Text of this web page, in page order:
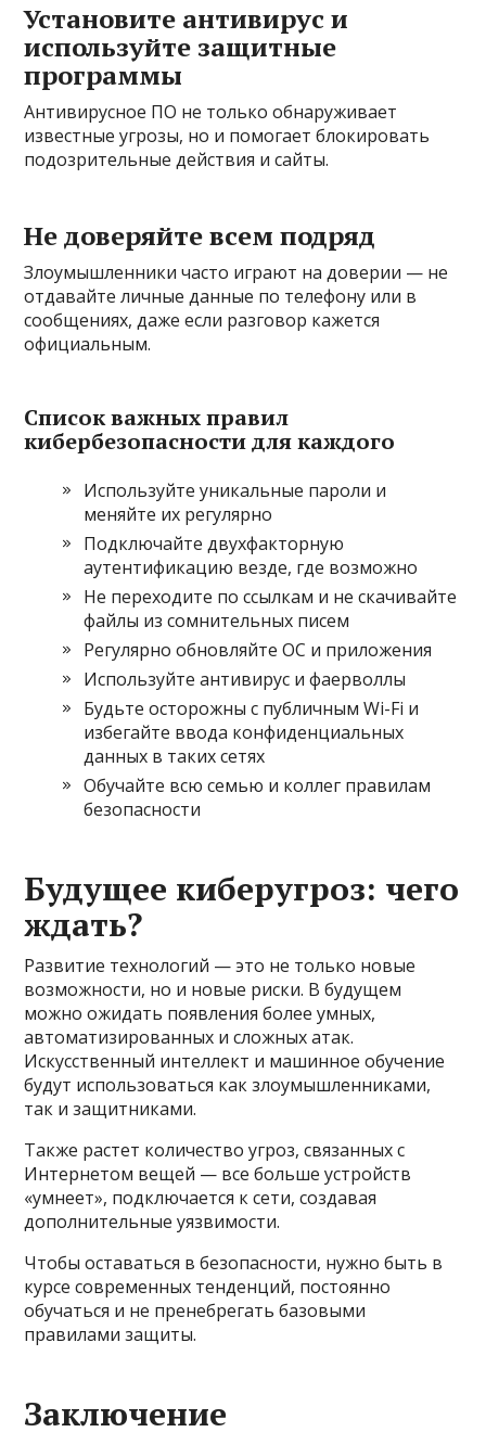
Установите антивирус и
используйте защитные
программы
Антивирусное ПО не только обнаруживает
известные угрозы, но и помогает блокировать
подозрительные действия и сайты.
Не доверяйте всем подряд
Злоумышленники часто играют на доверии — не
отдавайте личные данные по телефону или в
сообщениях, даже если разговор кажется
официальным.
Список важных правил
кибербезопасности для каждого
Используйте уникальные пароли и
меняйте их регулярно
Подключайте двухфакторную
аутентификацию везде, где возможно
Не переходите по ссылкам и не скачивайте
файлы из сомнительных писем
Регулярно обновляйте ОС и приложения
Используйте антивирус и фаерволлы
Будьте осторожны с публичным Wi-Fi и
избегайте ввода конфиденциальных
данных в таких сетях
Обучайте всю семью и коллег правилам
безопасности
Будущее киберугроз: чего
ждать?
Развитие технологий — это не только новые
возможности, но и новые риски. В будущем
можно ожидать появления более умных,
автоматизированных и сложных атак.
Искусственный интеллект и машинное обучение
будут использоваться как злоумышленниками,
так и защитниками.
Также растет количество угроз, связанных с
Интернетом вещей — все больше устройств
«умнеет», подключается к сети, создавая
дополнительные уязвимости.
Чтобы оставаться в безопасности, нужно быть в
курсе современных тенденций, постоянно
обучаться и не пренебрегать базовыми
правилами защиты.
Заключение